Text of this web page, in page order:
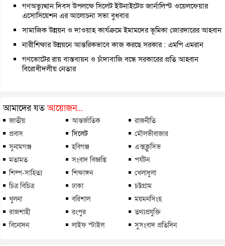
গণঅভ্যুত্থান দিবস উপলক্ষে সিলেট ইউনাইটেড জার্নালিস্ট ওয়েলফেয়ার
এসোসিয়েশন এর আলোচনা সভা বুধবার
সামাজিক উন্নয়ন ও দাওয়াহ কার্যক্রমে ইমামদের ভূমিকা জোরদারের আহ্বান
নারীশিক্ষার উন্নয়নে আন্তরিকভাবে কাজ করছে সরকার : এমপি এমরান
গণভোটের রায় বাস্তবায়ন ও চাঁদাবাজি বন্ধে সরকারের প্রতি আহ্বান
বিরোধীদলীয় নেতার
আমাদের যতআয়োজন...
জাতীয় আন্তর্জাতিক
রাজনীতি
প্রবাস
সিলেট
মৌলভীবাজার
সুনামগঞ্জ
হবিগঞ্জ
এক্সক্লুসিভ
মতামত
সংবাদ বিজ্ঞপ্তি
পর্যটন
শিল্প-সাহিত্য
শিক্ষাঙ্গন
খেলাধুলা
চিত্র বিচিত্র
ঢাকা
চট্টগ্রাম
খুলনা
বরিশাল
ময়মনসিংহ
রাজশাহী
রংপুর
তথ্যপ্রযুক্তি
বিনোদন
লাইফ স্টাইল সুসংবাদ প্রতিদিন